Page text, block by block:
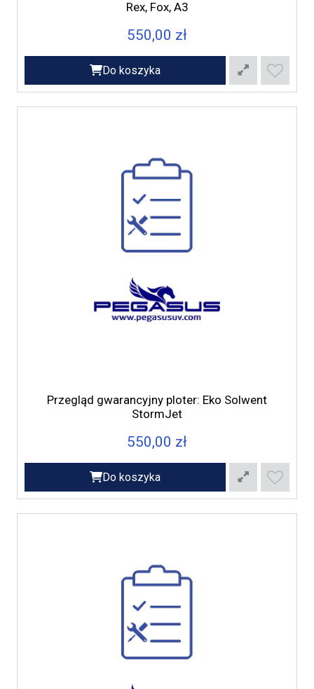
Rex, Fox, A3
550,00 zł
Do koszyka
Przegląd gwarancyjny ploter: Eko Solwent
StormJet
550,00 zł
Do koszyka